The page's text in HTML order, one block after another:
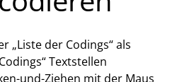
„Liste der Codings“ als
Textstellen
und-Ziehen mit der Maus